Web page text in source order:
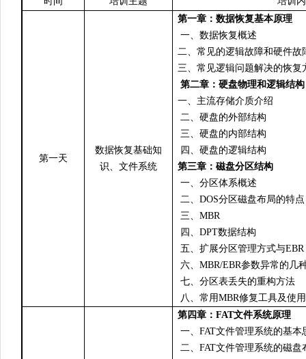
第一天
数据恢复基础知
识、文件系统
第一章：数据恢复基本原理
一、数据恢复概述
二、常见的逻辑故障和硬件故
三、常见逻辑问题解决的恢复
第二章：硬盘物理和逻辑结构
一、主流存储介质介绍
二、硬盘的外部结构
三、硬盘的内部结构
四、硬盘的逻辑结构
第三章：磁盘分区结构
一、分区体系概述
二、 DOS分区磁盘布局的特点
三、 MBR
四、 DPT数据结构
五、 扩展分区管理方式与EBR
六、 MBR/EBR参数异常的几
七、 分区表丢失的重构方法
八、常用MBR修复工具及使
第四章：FAT文件系统原理
一、FAT文件管理系统的基本
二、FAT文件管理系统的磁盘